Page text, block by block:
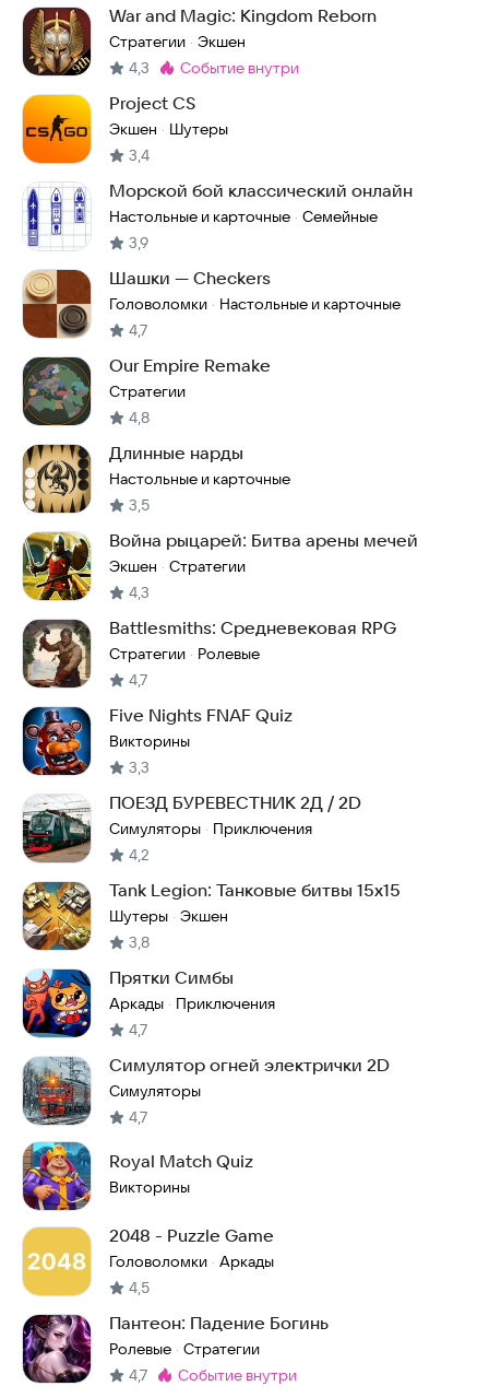
War and Magic: Kingdom Reborn
Стратегии · Экшен
4,3
Метка:
событие внутри
Project CS
Экшен · Шутеры
3,4
Морской бой классический онлайн
Настольные и карточные · Семейные
3,9
Шашки — Checkers
Головоломки · Настольные и карточные
4,7
Our Empire Remake
Стратегии
4,8
Длинные нарды
Настольные и карточные
3,5
Война рыцарей: Битва арены мечей
Экшен · Стратегии
4,3
Battlesmiths: Средневековая RPG
Стратегии · Ролевые
4,7
Five Nights FNAF Quiz
Викторины
3,3
ПОЕЗД БУРЕВЕСТНИК 2Д / 2D
Симуляторы · Приключения
4,2
Tank Legion: Танковые битвы 15х15
Шутеры · Экшен
3,8
Прятки Симбы
Аркады · Приключения
4,7
Симулятор огней электрички 2D
Симуляторы
4,7
Royal Match Quiz
Викторины
2048 - Puzzle Game
Головоломки · Аркады
4,5
Пантеон: Падение Богинь
Ролевые · Стратегии
4,7 Метка:
событие внутри